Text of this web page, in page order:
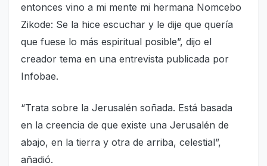
entonces vino a mi men­te mi hermana Nomcebo
Zikode: Se la hice escuchar y le dije que quería
que fue­se lo más espiritual posi­ble”, dijo el
creador tema en una entrevista publicada por
Infobae.
“Trata sobre la Jerusalén soñada. Está basada
en la creencia de que existe una Jerusalén de
abajo, en la tierra y otra de arriba, celes­tial”,
añadió.